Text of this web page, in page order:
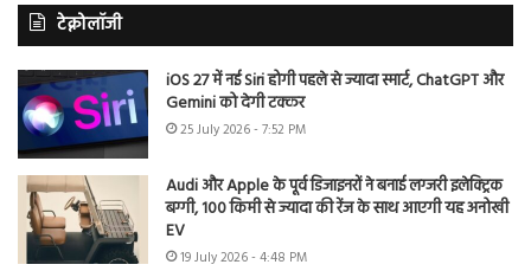
टेक्नोलॉजी
iOS 27 में नई Siri होगी पहले से ज्यादा स्मार्ट, ChatGPT और
Gemini को देगी टक्कर
25 July 2026 - 7:52 PM
Audi और Apple के पूर्व डिजाइनरों ने बनाई लग्जरी इलेक्ट्रिक
बग्गी, 100 किमी से ज्यादा की रेंज के साथ आएगी यह अनोखी
EV
19 July 2026 - 4:48 PM